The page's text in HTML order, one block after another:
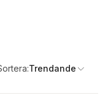
Trendande